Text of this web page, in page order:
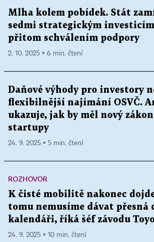
Mlha kolem pobídek. Stát
sedmi strategickým
přitom schválením podpory
2. 10. 2025 ▪ 6 min. čtení
Daňové výhody pro investory
flexibilnější najímání OSVČ.
ukazuje, jak by měl nový
startupy
24. 9. 2025 ▪ 5 min. čtení
ROZHOVOR
K čisté mobilitě nakonec
tomu nemusíme dávat přesná
kalendáři, říká šéf závodu
24. 9. 2025 ▪ 10 min. čtení